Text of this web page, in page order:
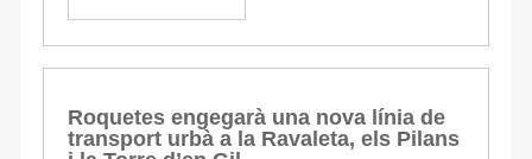
Roquetes engegarà una nova línia de
transport urbà a la Ravaleta, els Pilans